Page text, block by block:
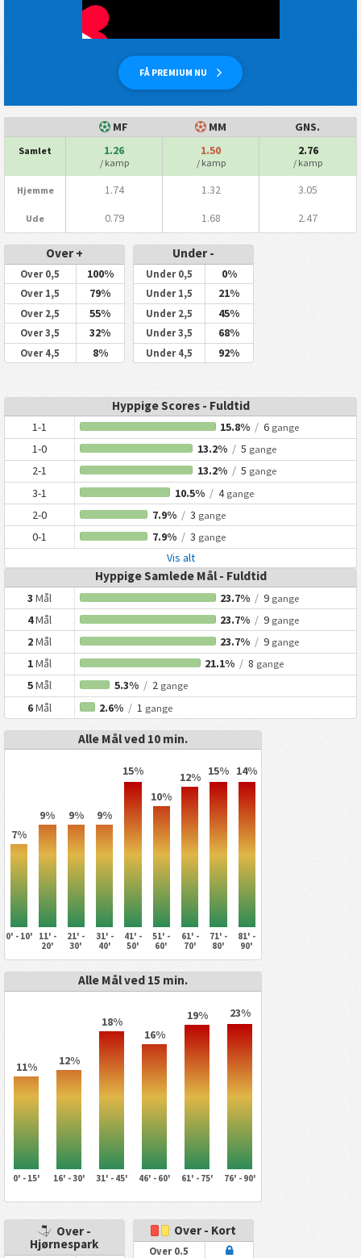
FÅ PREMIUM NU
MF MM GNS.
Samlet 1.26
/ kamp
1.50
/ kamp
2.76
/ kamp
Hjemme 1.74 1.32 3.05
Ude 0.79 1.68 2.47
Over +
Over 0,5 100%
Over 1,5 79%
Over 2,5 55%
Over 3,5 32%
Over 4,5 8%
Under -
Under 0,5 0%
Under 1,5 21%
Under 2,5 45%
Under 3,5 68%
Under 4,5 92%
Hyppige Scores - Fuldtid
1-1 15.8% / 6 gange
1-0 13.2% / 5 gange
2-1 13.2% / 5 gange
3-1 10.5% /4 gange
2-0 7.9% /3 gange
0-1 7.9% /3 gange
Vis alt
Hyppige Samlede Mål - Fuldtid
3Mål 23.7% / 9 gange
4Mål 23.7% / 9 gange
2Mål 23.7% / 9 gange
1Mål 21.1% / 8 gange
5Mål 5.3% /2 gange
6Mål 2.6% / 1 gange
Alle Mål ved 10 min.
7%
9% 9% 9%
15%
10%
12% 15% 14%
0' - 10'
11' -
20'
21' -
30'
31' -
40'
41' -
50'
51' -
60'
61' -
70'
71' -
80'
81' -
90'
Alle Mål ved 15 min.
11% 12%
18%
16%
19% 23%
0' - 15' 16' - 30' 31' - 45' 46' - 60' 61' - 75' 76' - 90'
Over -
Hjørnespark
Over - Kort
Over 0.5